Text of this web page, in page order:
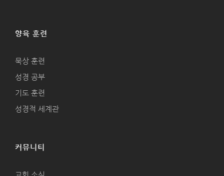
양육 훈련
묵상 훈련
성경 공부
기도 훈련
성경적 세계관
커뮤니티